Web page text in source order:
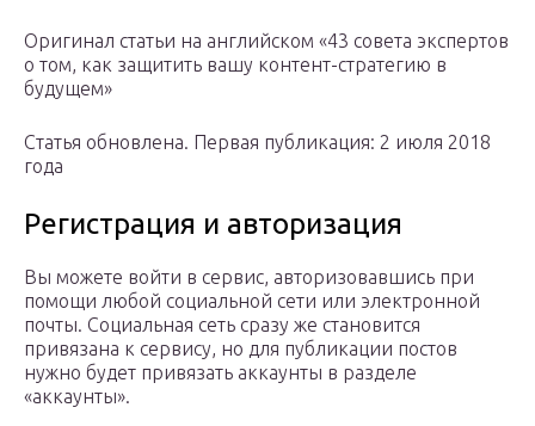
Оригинал статьи на английском «43 совета экспертов
о том, как защитить вашу контент-стратегию в
будущем»
Статья обновлена. Первая публикация: 2 июля 2018
года
Регистрация и авторизация
Вы можете войти в сервис, авторизовавшись при
помощи любой социальной сети или электронной
почты. Социальная сеть сразу же становится
привязана к сервису, но для публикации постов
нужно будет привязать аккаунты в разделе
«аккаунты».